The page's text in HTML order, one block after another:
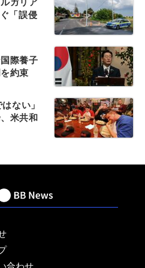
「誤侵
際養子
約束
ない」
米共和